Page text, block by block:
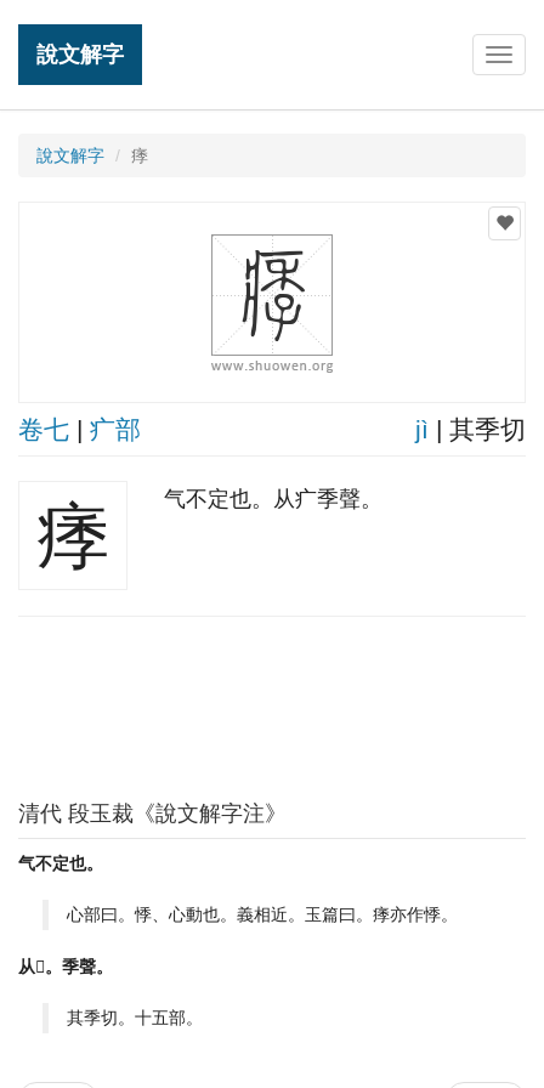
說文解字
說文解字 痵
卷七 | 疒部 jì | 其季切
痵 气不定也。从疒季聲。
清代 段玉裁《說文解字注》
气不定也。
心部曰。悸、心動也。義相近。玉篇曰。痵亦作悸。
从𤕫。季聲。
其季切。十五部。